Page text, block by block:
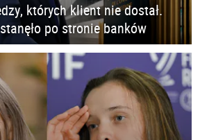
których klient nie dostał.
po stronie banków